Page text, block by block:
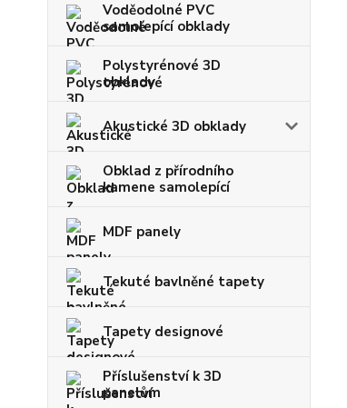
Voděodolné PVC
samolepící obklady
Polystyrénové 3D
obklady
Akustické 3D obklady
Obklad z přírodního
kamene samolepící
MDF panely
Tekuté bavlněné tapety
Tapety designové
Příslušenství k 3D
panelům